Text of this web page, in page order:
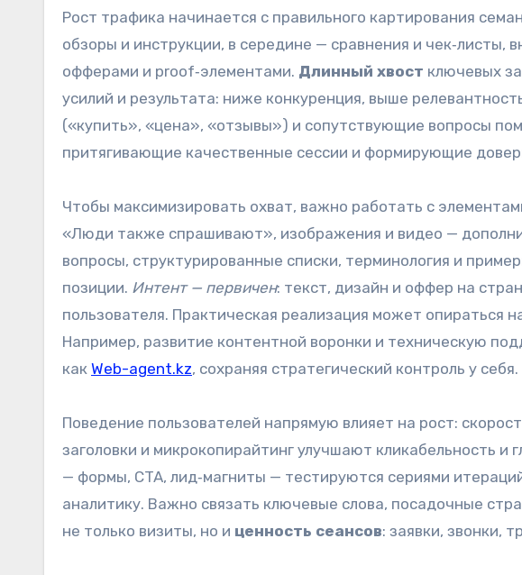
Рост трафика начинается с правильного картирования
обзоры и инструкции, в середине — сравнения и чек‑листы,
офферами и proof‑элементами. Длинный хвост ключевых
усилий и результата: ниже конкуренция, выше
(«купить», «цена», «отзывы») и сопутствующие вопросы
притягивающие качественные сессии и формирующие
Чтобы максимизировать охват, важно работать с
«Люди также спрашивают», изображения и видео —
вопросы, структурированные списки, терминология и
позиции. Интент — первичен: текст, дизайн и оффер на
пользователя. Практическая реализация может опираться
Например, развитие контентной воронки и техническую
как Web-agent.kz, сохраняя стратегический контроль у себя.
Поведение пользователей напрямую влияет на рост:
заголовки и микрокопирайтинг улучшают кликабельность и
— формы, CTA, лид‑магниты — тестируются сериями
аналитику. Важно связать ключевые слова, посадочные
не только визиты, но и ценность сеансов: заявки, звонки,